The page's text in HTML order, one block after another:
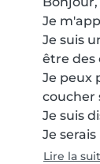
Je
Je suis
être des
Je peux
coucher
Je suis
Je
Lire la